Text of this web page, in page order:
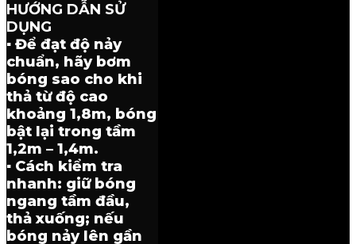
HƯỚNG DẪN SỬ
DỤNG
▪ Để đạt độ nảy
chuẩn, hãy bơm
bóng sao cho khi
thả từ độ cao
khoảng 1,8m, bóng
bật lại trong tầm
1,2m – 1,4m.
▪ Cách kiểm tra
nhanh: giữ bóng
ngang tầm đầu,
thả xuống; nếu
bóng nảy lên gần